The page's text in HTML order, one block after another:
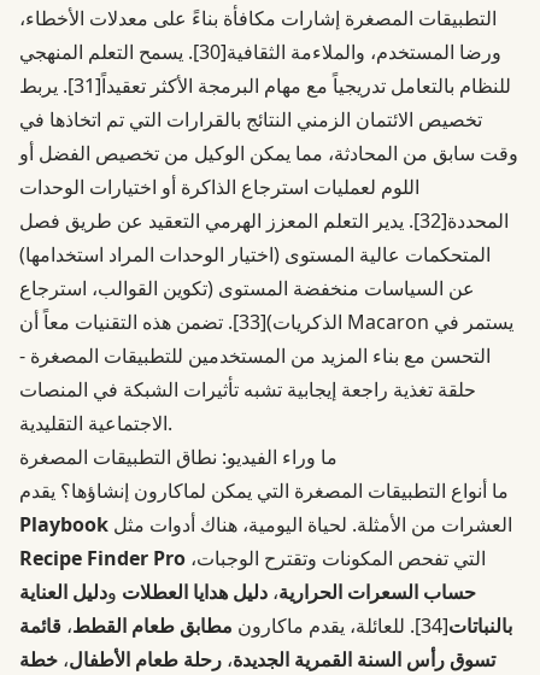
التطبيقات المصغرة إشارات مكافأة بناءً على معدلات الأخطاء،
ورضا المستخدم، والملاءمة الثقافية[30]
. يسمح التعلم المنهجي
للنظام بالتعامل تدريجياً مع مهام البرمجة الأكثر تعقيداً[31]
. يربط
تخصيص الائتمان الزمني النتائج بالقرارات التي تم اتخاذها في
وقت سابق من المحادثة، مما يمكن الوكيل من تخصيص الفضل أو
اللوم لعمليات استرجاع الذاكرة أو اختيارات الوحدات
المحددة[32]
. يدير التعلم المعزز الهرمي التعقيد عن طريق فصل
المتحكمات عالية المستوى (اختيار الوحدات المراد استخدامها)
عن السياسات منخفضة المستوى (تكوين القوالب، استرجاع
الذكريات)[33]
. تضمن هذه التقنيات معاً أن Macaron يستمر في
التحسن مع بناء المزيد من المستخدمين للتطبيقات المصغرة -
حلقة تغذية راجعة إيجابية تشبه تأثيرات الشبكة في المنصات
الاجتماعية التقليدية.
ما وراء الفيديو: نطاق التطبيقات المصغرة
ما أنواع التطبيقات المصغرة التي يمكن لماكارون إنشاؤها؟ يقدم
Playbook العشرات من الأمثلة. لحياة اليومية، هناك أدوات مثل
Recipe Finder Pro التي تفحص المكونات وتقترح الوجبات،
حساب السعرات الحرارية، دليل هدايا العطلات ودليل العناية
بالنباتات[34] . للعائلة، يقدم ماكارون مطابق طعام القطط، قائمة
تسوق رأس السنة القمرية الجديدة، رحلة طعام الأطفال، خطة